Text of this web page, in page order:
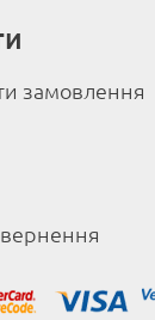
замовлення